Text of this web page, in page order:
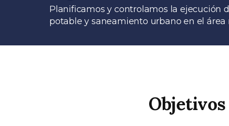
Planificamos y controlamos la ejecución
potable y saneamiento urbano en el
Objetivos